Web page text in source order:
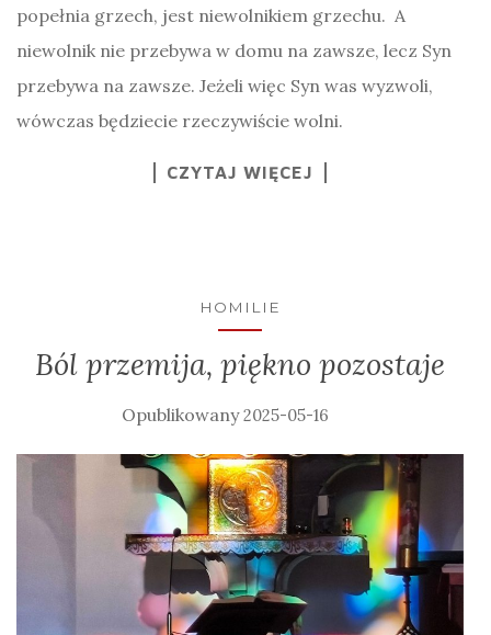
popełnia grzech, jest niewolnikiem grzechu. A
niewolnik nie przebywa w domu na zawsze, lecz Syn
przebywa na zawsze. Jeżeli więc Syn was wyzwoli,
wówczas będziecie rzeczywiście wolni.
CZYTAJ WIĘCEJ
HOMILIE
Ból przemija, piękno pozostaje
2025-05-16